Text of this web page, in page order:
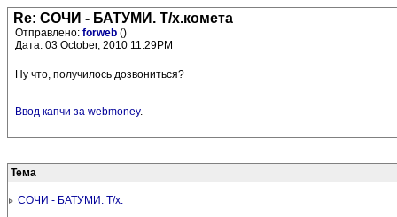
Re: СОЧИ - БАТУМИ. Т/х.комета
Отправлено: forweb ()
Дата: 03 October, 2010 11:29PM
Ну что, получилось дозвониться?
Ввод капчи за webmoney.
Тема
СОЧИ - БАТУМИ. Т/х.